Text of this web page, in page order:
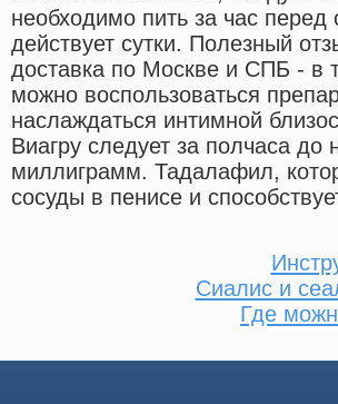
необходимо пить за час
действует сутки. Полезный
доставка по Москве и СПБ - в
можно воспользоваться
наслаждаться интимной
Виагру следует за полчаса до
миллиграмм. Тадалафил,
сосуды в пенисе и
Сиалис и
Где